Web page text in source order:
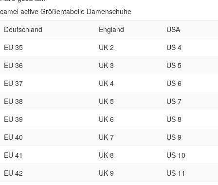
camel active Größentabelle Damenschuhe
Deutschland
England
USA
EU 35
UK 2
US 4
EU 36
UK 3
US 5
EU 37
UK 4
US 6
EU 38
UK 5
US 7
EU 39
UK 6
US 8
EU 40
UK 7
US 9
EU 41
UK 8
US 10
EU 42
UK 9
US 11